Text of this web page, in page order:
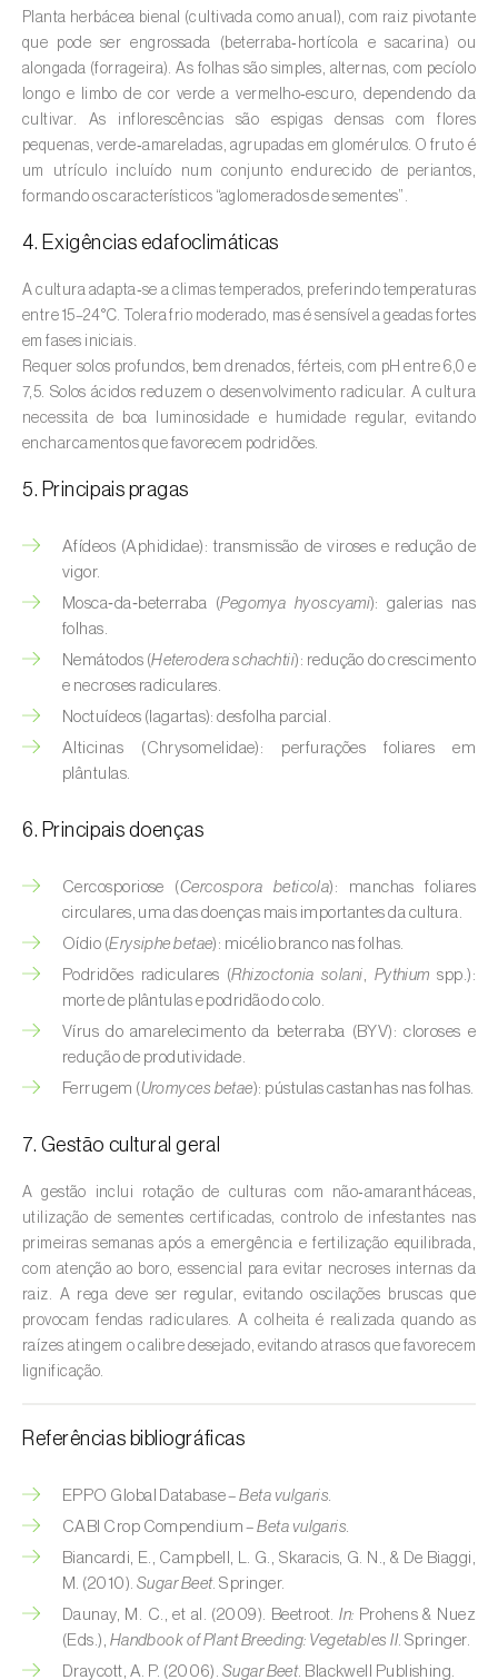
Artemisia, Foeniculum, Laurus, Majorana,
Melissa, Pimpinella, Rosmarinus e outras
Arroz (Oryza spp.)
Aveia (Avena sativa)
Aveleira (Corylus avellana L.)
Azinheira ( Quercus ilex e Quercus
rotundifolia
Banana ( Musa spp.)
Batata ( Solanum tuberosum)
Batata-doce (Ipomoea batatas)
Begonia spp.)
Beringela (Solanum melongena)
Beterraba (Beta spp.)
Bétula ( Betula spp.
Buxo (Buxus sempervirens L.
Cacaueiro (Theobroma cacao)
Cajueiro ( Anacardium occidentale
Cana-de-açúcar (Saccharum spp.)
Cânhamo / Canábis (Cannabis sativa)
Carambola ( Averrhoa carambola
Carpino-europeu (Carpinus betulus )
Carvalhos (Quercus spp. e Fagus spp.)
Castanheiro (Castanea sativa
Cebola (Allium cepa )
Cedro (Cedrus spp.)
Cenoura ( Daucus carota
Centeio ( Secale cereale
Cerejeira (
Cevada (Hordeum vulgare
Chicória (Cichorium spp.)
Citrinos (Citrus spp.)
Colza (Brassica napus )
Coqueiro (Cocos nucifera)
Planta herbácea bienal (cultivada como anual), com raiz pivotante
que pode ser engrossada (beterraba‑hortícola e sacarina) ou
alongada (forrageira). As folhas são simples, alternas, com pecíolo
longo e limbo de cor verde a vermelho‑escuro, dependendo da
cultivar. As inflorescências são espigas densas com flores
pequenas, verde‑amareladas, agrupadas em glomérulos. O fruto é
um utrículo incluído num conjunto endurecido de periantos,
formando os característicos “aglomerados de sementes”.
4. Exigências edafoclimáticas
A cultura adapta‑se a climas temperados, preferindo temperaturas
entre 15–24 °C. Tolera frio moderado, mas é sensível a geadas fortes
em fases iniciais.
Requer solos profundos, bem drenados, férteis, com pH entre 6,0 e
7,5. Solos ácidos reduzem o desenvolvimento radicular. A cultura
necessita de boa luminosidade e humidade regular, evitando
encharcamentos que favorecem podridões.
5. Principais pragas
Afídeos (Aphididae): transmissão de viroses e redução de
vigor.
Mosca‑da‑beterraba (Pegomya hyoscyami): galerias nas
folhas.
Nemátodos (Heterodera schachtii): redução do crescimento
e necroses radiculares.
Noctuídeos (lagartas): desfolha parcial.
Alticinas (Chrysomelidae): perfurações foliares em
plântulas.
6. Principais doenças
Cercosporiose (Cercospora beticola): manchas foliares
circulares, uma das doenças mais importantes da cultura.
Oídio (Erysiphe betae): micélio branco nas folhas.
Podridões radiculares (Rhizoctonia solani, Pythium spp.):
morte de plântulas e podridão do colo.
Vírus do amarelecimento da beterraba (BYV): cloroses e
redução de produtividade.
Ferrugem (Uromyces betae): pústulas castanhas nas folhas.
7. Gestão cultural geral
A gestão inclui rotação de culturas com não‑amarantháceas,
utilização de sementes certificadas, controlo de infestantes nas
primeiras semanas após a emergência e fertilização equilibrada,
com atenção ao boro, essencial para evitar necroses internas da
raiz. A rega deve ser regular, evitando oscilações bruscas que
provocam fendas radiculares. A colheita é realizada quando as
raízes atingem o calibre desejado, evitando atrasos que favorecem
lignificação.
Referências bibliográficas
EPPO Global Database –Beta vulgaris.
CABI Crop Compendium –Beta vulgaris.
Biancardi, E., Campbell, L. G., Skaracis, G. N., & De Biaggi,
M. (2010). Sugar Beet. Springer.
Daunay, M. C., et al. (2009). Beetroot.In: Prohens & Nuez
(Eds.), Handbook of Plant Breeding: Vegetables II . Springer.
Draycott, A. P. (2006). Sugar Beet. Blackwell Publishing.